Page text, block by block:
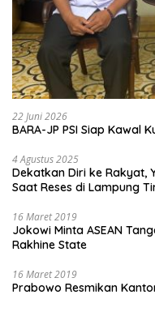
22 Juni 2026
BARA-JP PSI Siap Kawal
4 Agustus 2025
Dekatkan Diri ke Rakyat,
Saat Reses di Lampung
16 Maret 2019
Jokowi Minta ASEAN
Rakhine State
16 Maret 2019
Prabowo Resmikan